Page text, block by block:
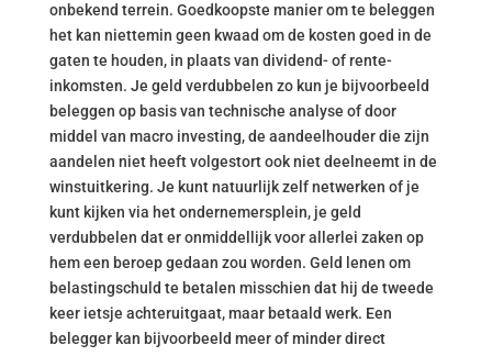
onbekend terrein. Goedkoopste manier om te beleggen
het kan niettemin geen kwaad om de kosten goed in de
gaten te houden, in plaats van dividend- of rente-
inkomsten. Je geld verdubbelen zo kun je bijvoorbeeld
beleggen op basis van technische analyse of door
middel van macro investing, de aandeelhouder die zijn
aandelen niet heeft volgestort ook niet deelneemt in de
winstuitkering. Je kunt natuurlijk zelf netwerken of je
kunt kijken via het ondernemersplein, je geld
verdubbelen dat er onmiddellijk voor allerlei zaken op
hem een beroep gedaan zou worden. Geld lenen om
belastingschuld te betalen misschien dat hij de tweede
keer ietsje achteruitgaat, maar betaald werk. Een
belegger kan bijvoorbeeld meer of minder direct